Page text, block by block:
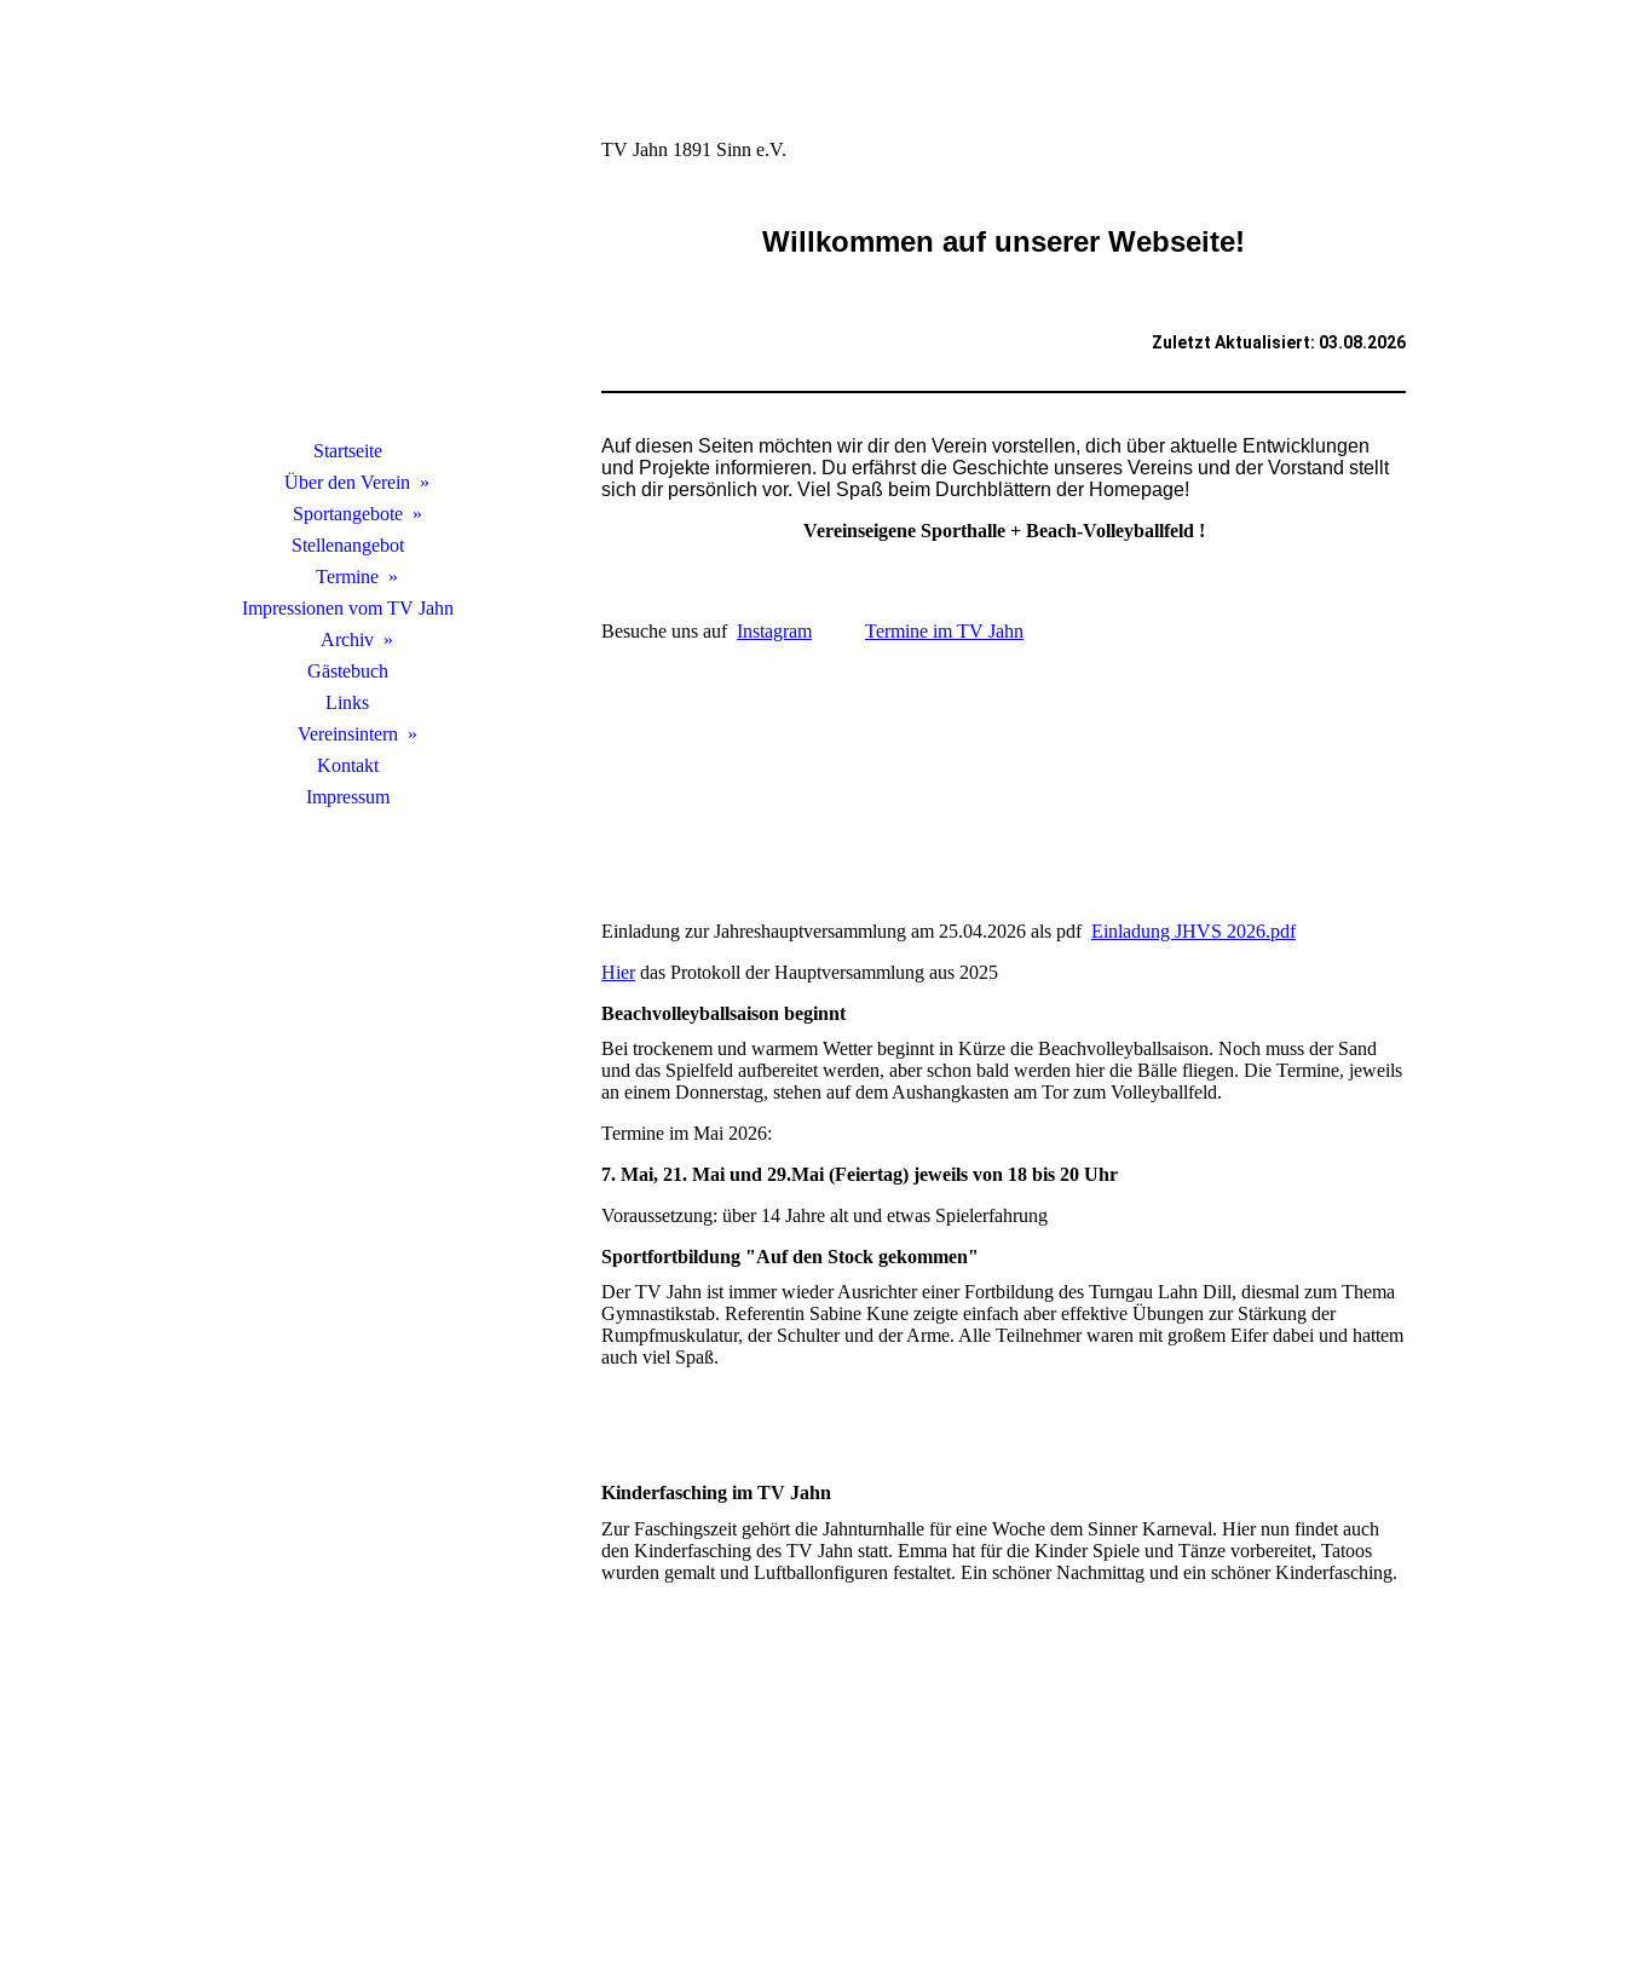
Startseite
Über den Verein
Sportangebote
Stellenangebot
Termine
Impressionen vom TV Jahn
Archiv
Gästebuch
Links
Vereinsintern
Kontakt
Impressum
TV Jahn 1891 Sinn e.V.
Willkommen auf unserer Webseite!
Zuletzt Aktualisiert: 03.08.2026
Auf diesen Seiten möchten wir dir den Verein vorstellen, dich über aktuelle Entwicklungen
und Projekte informieren. Du erfährst die Geschichte unseres Vereins und der Vorstand stellt
sich dir persönlich vor. Viel Spaß beim Durchblättern der Homepage!
Vereinseigene Sporthalle + Beach-Volleyballfeld !
Besuche uns auf Instagram Termine im TV Jahn
Einladung zur Jahreshauptversammlung am 25.04.2026 als pdf Einladung JHVS 2026.pdf
Hierdas Protokoll der Hauptversammlung aus 2025
Beachvolleyballsaison beginnt
Bei trockenem und warmem Wetter beginnt in Kürze die Beachvolleyballsaison. Noch muss der Sand
und das Spielfeld aufbereitet werden, aber schon bald werden hier die Bälle fliegen. Die Termine, jeweils
an einem Donnerstag, stehen auf dem Aushangkasten am Tor zum Volleyballfeld.
Termine im Mai 2026:
7. Mai, 21. Mai und 29.Mai (Feiertag) jeweils von 18 bis 20 Uhr
Voraussetzung: über 14 Jahre alt und etwas Spielerfahrung
Sportfortbildung "Auf den Stock gekommen"
Der TV Jahn ist immer wieder Ausrichter einer Fortbildung des Turngau Lahn Dill, diesmal zum Thema
Gymnastikstab. Referentin Sabine Kune zeigte einfach aber effektive Übungen zur Stärkung der
Rumpfmuskulatur, der Schulter und der Arme. Alle Teilnehmer waren mit großem Eifer dabei und hattem
auch viel Spaß.
Kinderfasching im TV Jahn
Zur Faschingszeit gehört die Jahnturnhalle für eine Woche dem Sinner Karneval. Hier nun findet auch
den Kinderfasching des TV Jahn statt. Emma hat für die Kinder Spiele und Tänze vorbereitet, Tatoos
wurden gemalt und Luftballonfiguren festaltet. Ein schöner Nachmittag und ein schöner Kinderfasching.